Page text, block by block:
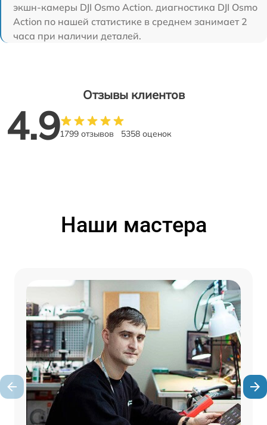
экшн-камеры DJI Osmo Action. диагностика DJI Osmo
Action по нашей статистике в среднем занимает 2
часа при наличии деталей.
Отзывы клиентов
4.91799 отзывов 5358 оценок
Наши мастера